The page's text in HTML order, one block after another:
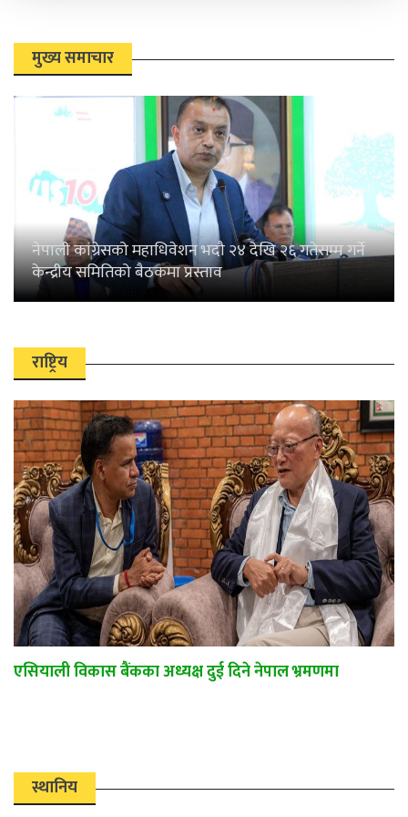
मुख्य समाचार
कोलम्बियामा वायुसेनाको विमान दुर्घटना हुँदा ६६ जनाको
मृत्यु
‹ ›
राष्ट्रिय
एसियाली विकास बैंकका अध्यक्ष दुई दिने नेपाल भ्रमणमा
स्थानिय